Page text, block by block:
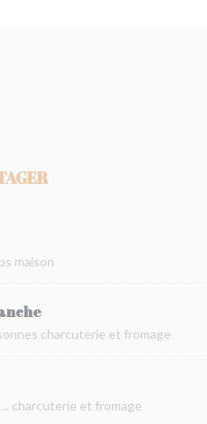
maison
charcuterie et fromage
charcuterie et fromage